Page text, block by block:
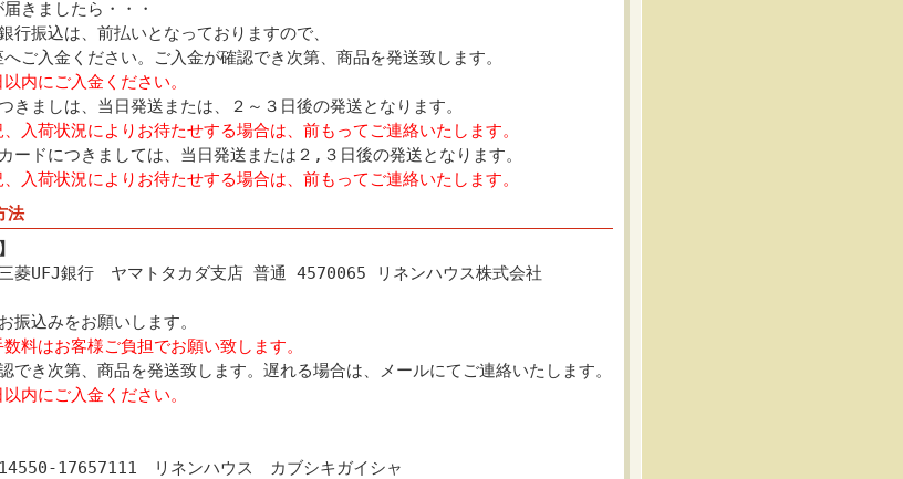
きましたら・・・
行振込は、前払いとなっておりますので、
ご入金ください。ご入金が確認でき次第、商品を発送致します。
内にご入金ください。
きましは、当日発送または、２～３日後の発送となります。
入荷状況によりお待たせする場合は、前もってご連絡いたします。
ードにつきましては、当日発送または２,３日後の発送となります。
入荷状況によりお待たせする場合は、前もってご連絡いたします。
法
三菱UFJ銀行 ヤマトタカダ支店 普通 4570065 リネンハウス株式会社
振込みをお願いします。
料はお客様ご負担でお願い致します。
でき次第、商品を発送致します。遅れる場合は、メールにてご連絡いたします。
内にご入金ください。
14550-17657111 リネンハウス カブシキガイシャ